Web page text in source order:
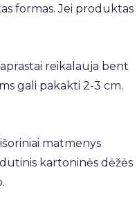
formas. Jei produktas
reikalauja bent
gali pakakti 2-3 cm.
matmenys
kartoninės dėžės